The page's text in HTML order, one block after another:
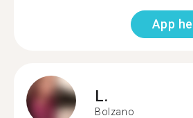
App
L.
Bolzano